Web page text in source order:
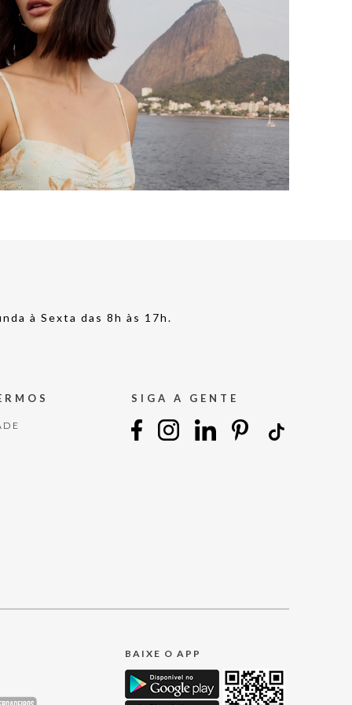
à Sexta das 8h às 17h.
SIGA A GENTE
BAIXE O APP